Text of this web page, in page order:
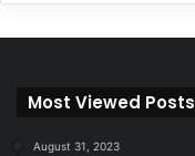
Most Viewed Posts
August 31, 2023